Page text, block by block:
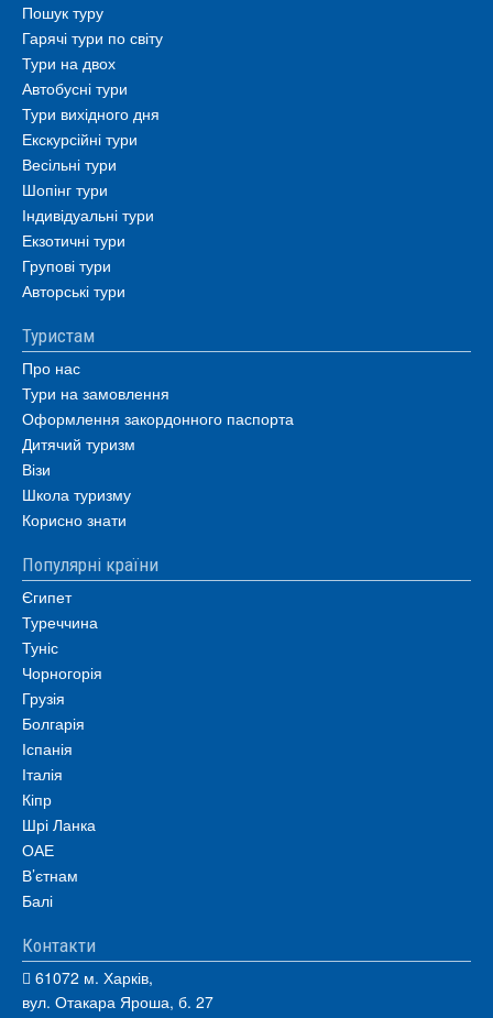
Пошук туру
Гарячі тури по світу
Тури на двох
Автобусні тури
Тури вихідного дня
Екскурсійні тури
Весільні тури
Шопінг тури
Індивідуальні тури
Екзотичні тури
Групові тури
Авторські тури
Туристам
Про нас
Тури на замовлення
Оформлення закордонного паспорта
Дитячий туризм
Візи
Школа туризму
Корисно знати
Популярні країни
Єгипет
Туреччина
Туніс
Чорногорія
Грузія
Болгарія
Іспанія
Італія
Кіпр
Шрі Ланка
ОАЕ
В’єтнам
Балі
Контакти
61072 м. Харків,
вул. Отакара Яроша, б. 27